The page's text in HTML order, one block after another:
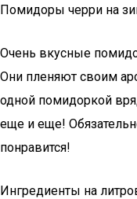
Помидоры черри на
Очень вкусные
Они пленяют своим
одной помидоркой
еще и еще!
понравится!
Ингредиенты на